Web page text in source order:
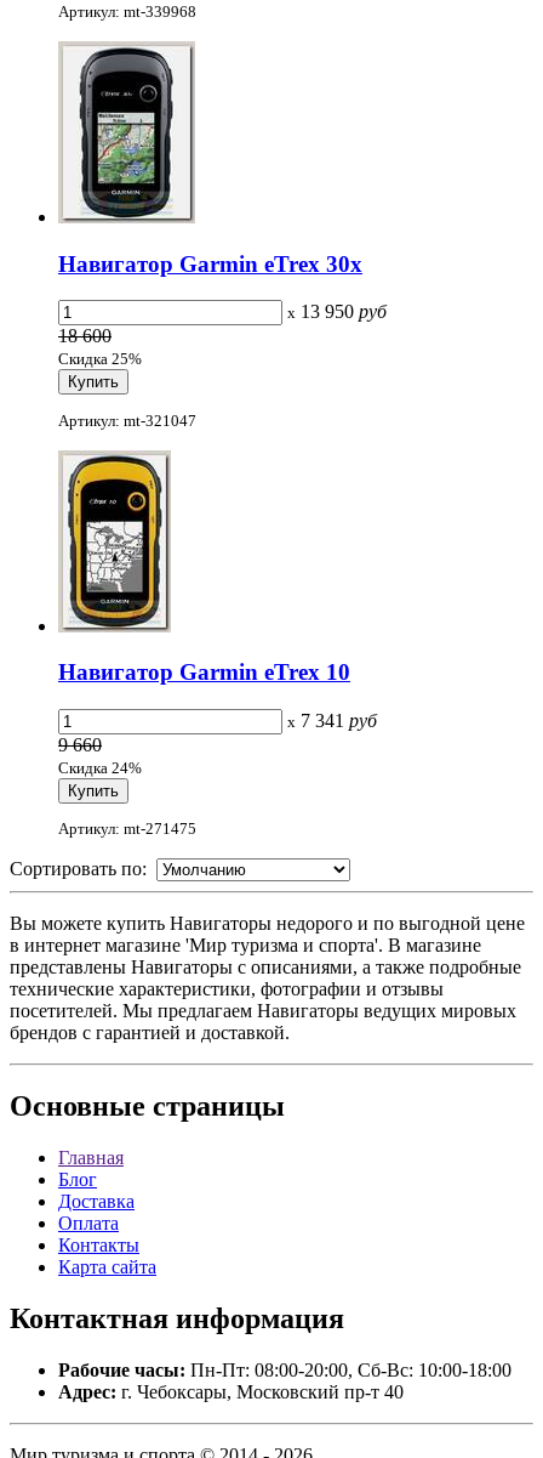
Артикул: mt-339968
Навигатор Garmin eTrex 30x
x 13 950 руб
18 600
Скидка 25%
Артикул: mt-321047
Навигатор Garmin eTrex 10
x 7 341 руб
9 660
Скидка 24%
Артикул: mt-271475
Сортировать по:
Вы можете купить Навигаторы недорого и по выгодной цене
в интернет магазине 'Мир туризма и спорта'. В магазине
представлены Навигаторы с описаниями, а также подробные
технические характеристики, фотографии и отзывы
посетителей. Мы предлагаем Навигаторы ведущих мировых
брендов с гарантией и доставкой.
Основные страницы
Главная
Блог
Доставка
Оплата
Контакты
Карта сайта
Контактная информация
Рабочие часы: Пн-Пт: 08:00-20:00, Сб-Вс: 10:00-18:00
Адрес: г. Чебоксары, Московский пр-т 40